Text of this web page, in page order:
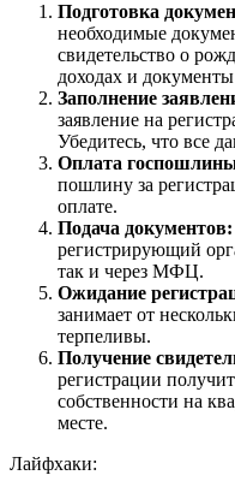
Подготовка
необходимые
свидетельство о
доходах и
Заполнение
заявление на
Убедитесь, что все
Оплата
пошлину за
оплате.
Подача документов:
регистрирующий
так и через МФЦ.
Ожидание
занимает от
терпеливы.
Получение
регистрации
собственности на
месте.
Лайфхаки: